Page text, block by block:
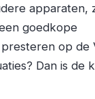
apparaten,
goedkope
op de
Dan is de